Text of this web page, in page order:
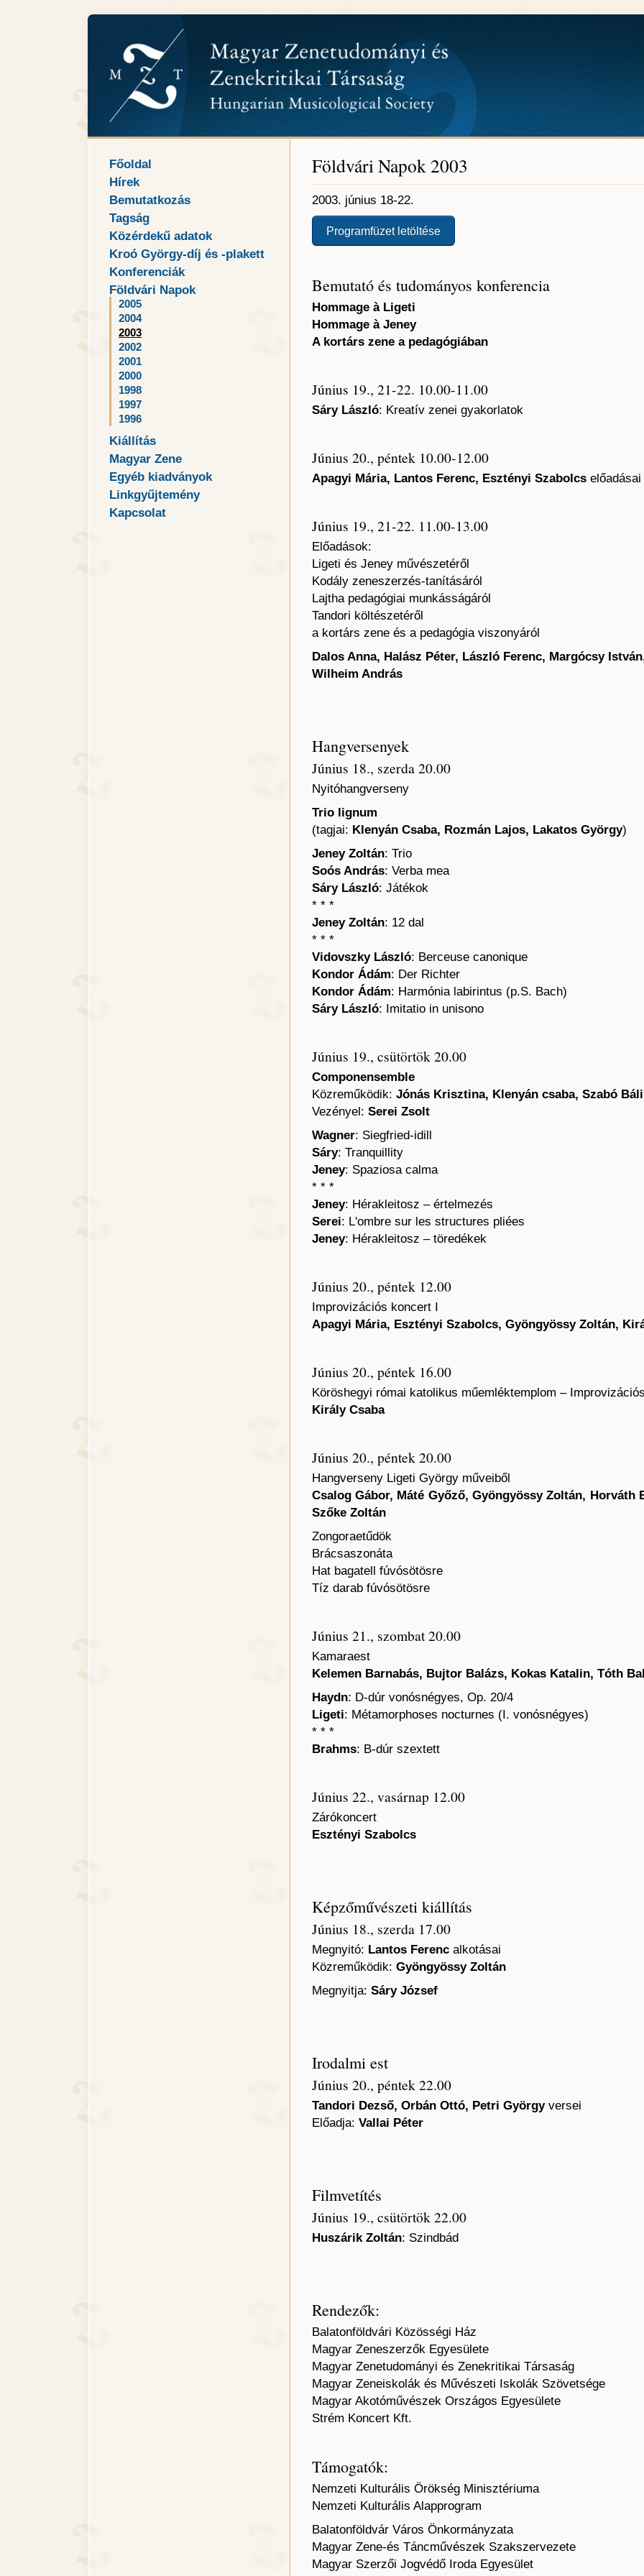
Főoldal
Hírek
Bemutatkozás
Tagság
Közérdekű adatok
Kroó György-díj és -plakett
Konferenciák
Földvári Napok
2005
2004
2003
2002
2001
2000
1998
1997
1996
Kiállítás
Magyar Zene
Egyéb kiadványok
Linkgyűjtemény
Kapcsolat
Földvári Napok 2003
2003. június 18-22.
Programfüzet letöltése
Bemutató és tudományos konferencia
Hommage à Ligeti
Hommage à Jeney
A kortárs zene a pedagógiában
Június 19., 21-22. 10.00-11.00
Sáry László: Kreatív zenei gyakorlatok
Június 20., péntek 10.00-12.00
Apagyi Mária, Lantos Ferenc, Esztényi Szabolcselőadásai
Június 19., 21-22. 11.00-13.00
Előadások:
Ligeti és Jeney művészetéről
Kodály zeneszerzés-tanításáról
Lajtha pedagógiai munkásságáról
Tandori költészetéről
a kortárs zene és a pedagógia viszonyáról
Dalos Anna, Halász Péter, László Ferenc, Margócsy
Wilheim András
Hangversenyek
Június 18., szerda 20.00
Nyitóhangverseny
Trio lignum
(tagjai: Klenyán Csaba, Rozmán Lajos, Lakatos György)
Jeney Zoltán: Trio
Soós András: Verba mea
Sáry László: Játékok
* * *
Jeney Zoltán: 12 dal
* * *
Vidovszky László: Berceuse canonique
Kondor Ádám: Der Richter
Kondor Ádám: Harmónia labirintus (p.S. Bach)
Sáry László: Imitatio in unisono
Június 19., csütörtök 20.00
Componensemble
Közreműködik: Jónás Krisztina, Klenyán csaba, Szabó
Vezényel: Serei Zsolt
Wagner: Siegfried-idill
Sáry: Tranquillity
Jeney: Spaziosa calma
* * *
Jeney: Hérakleitosz – értelmezés
Serei: L'ombre sur les structures pliées
Jeney: Hérakleitosz – töredékek
Június 20., péntek 12.00
Improvizációs koncert I
Apagyi Mária, Esztényi Szabolcs, Gyöngyössy Zoltán,
Június 20., péntek 16.00
Köröshegyi római katolikus műemléktemplom –
Király Csaba
Június 20., péntek 20.00
Hangverseny Ligeti György műveiből
Csalog Gábor, Máté Győző, Gyöngyössy Zoltán, Horváth
Szőke Zoltán
Zongoraetűdök
Brácsaszonáta
Hat bagatell fúvósötösre
Tíz darab fúvósötösre
Június 21., szombat 20.00
Kamaraest
Kelemen Barnabás, Bujtor Balázs, Kokas Katalin, Tóth
Haydn: D-dúr vonósnégyes, Op. 20/4
Ligeti: Métamorphoses nocturnes (I. vonósnégyes)
* * *
Brahms: B-dúr szextett
Június 22., vasárnap 12.00
Zárókoncert
Esztényi Szabolcs
Képzőművészeti kiállítás
Június 18., szerda 17.00
Megnyitó: Lantos Ferencalkotásai
Közreműködik: Gyöngyössy Zoltán
Megnyitja: Sáry József
Irodalmi est
Június 20., péntek 22.00
Tandori Dezső, Orbán Ottó, Petri Györgyversei
Előadja: Vallai Péter
Filmvetítés
Június 19., csütörtök 22.00
Huszárik Zoltán: Szindbád
Rendezők:
Balatonföldvári Közösségi Ház
Magyar Zeneszerzők Egyesülete
Magyar Zenetudományi és Zenekritikai Társaság
Magyar Zeneiskolák és Művészeti Iskolák Szövetsége
Magyar Akotóművészek Országos Egyesülete
Strém Koncert Kft.
Támogatók:
Nemzeti Kulturális Örökség Minisztériuma
Nemzeti Kulturális Alapprogram
Balatonföldvár Város Önkormányzata
Magyar Zene-és Táncművészek Szakszervezete
Magyar Szerzői Jogvédő Iroda Egyesület